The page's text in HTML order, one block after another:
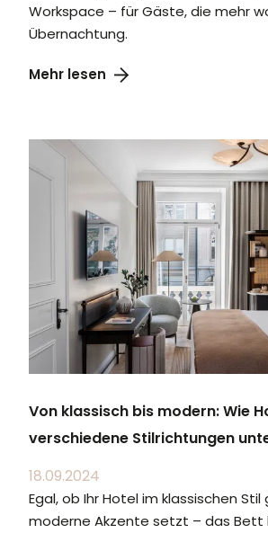
Workspace – für Gäste, die mehr
Übernachtung.
Von klassisch bis modern: Wie
verschiedene Stilrichtungen
18.09.2024
Egal, ob Ihr Hotel im klassischen
moderne Akzente setzt – das